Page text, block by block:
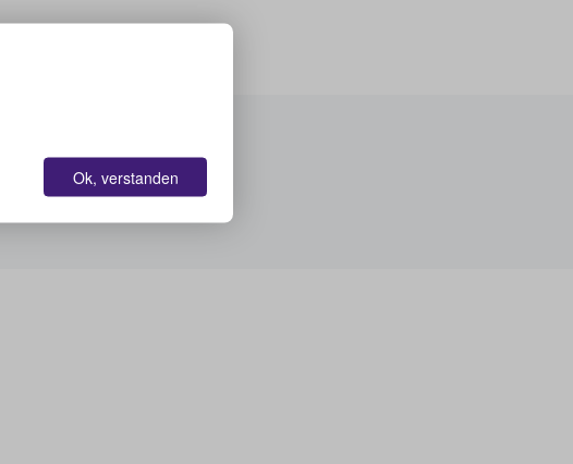
Ok, verstanden